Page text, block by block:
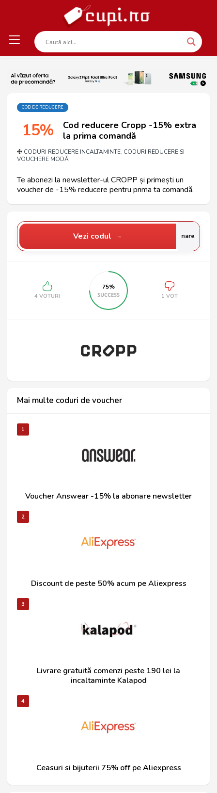
COD DE REDUCERE
15%
Cod reducere Cropp -15% extra
la prima comandă
CODURI REDUCERE INCALTAMINTE, CODURI REDUCERE SI
VOUCHERE MODĂ
Te abonezi la newsletter-ul CROPP și primești un
voucher de -15% reducere pentru prima ta comandă.
Vezi codul nare
4 VOTURI
75%
SUCCESS 1 VOT
Mai multe coduri de voucher
1
Voucher Answear -15% la abonare newsletter
2
Discount de peste 50% acum pe Aliexpress
3
Livrare gratuită comenzi peste 190 lei la
incaltaminte Kalapod
4
Ceasuri si bijuterii 75% off pe Aliexpress